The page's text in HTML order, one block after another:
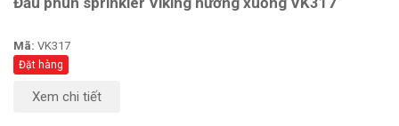
Mã: VK317
Đặt hàng
Xem chi tiết